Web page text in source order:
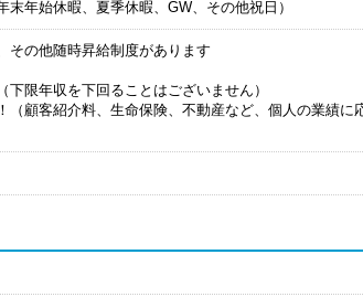
末年始休暇、夏季休暇、GW、その他祝日）
その他随時昇給制度があります
限年収を下回ることはございません）
（顧客紹介料、生命保険、不動産など、個人の業績に